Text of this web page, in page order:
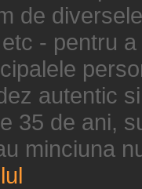
de
- pentru
autentic
35 de ani,
minciuna